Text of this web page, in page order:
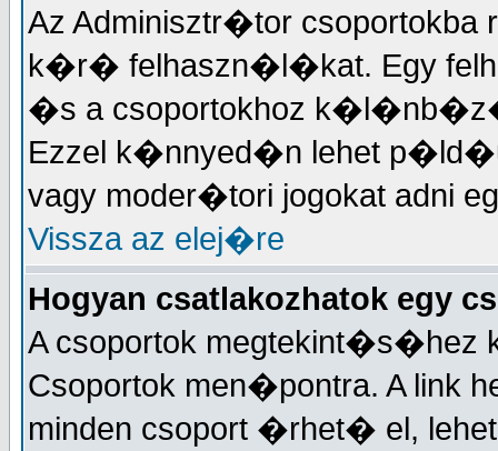
Az Adminisztr�tor
k�r� felhaszn�l�kat. Egy
�s a csoportokhoz
Ezzel k�nnyed�n lehet
vagy moder�tori jogokat adni
Vissza az elej�re
Hogyan csatlakozhatok egy
A csoportok
Csoportok men�pontra. A link
minden csoport �rhet� el,